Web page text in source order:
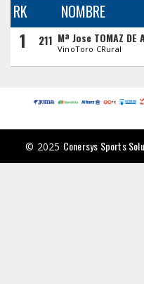
RK NOMBRE
1 211 Mª Jose TOMAZ DE
VinoToro CRural
© 2025 Conersys Sports